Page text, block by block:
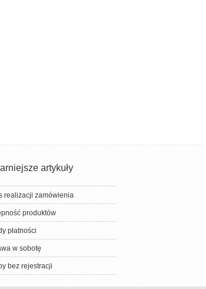
artykuły
realizacji zamówienia
produktów
płatności
w sobotę
bez rejestracji